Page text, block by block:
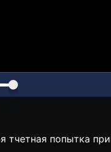
тчетная попытка